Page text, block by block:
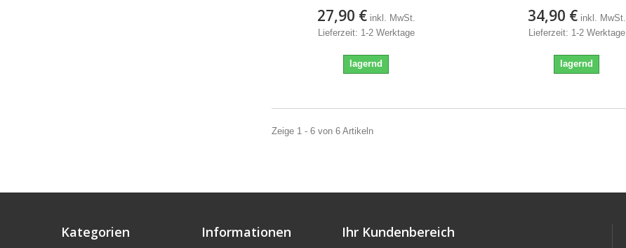
27,90 € inkl. MwSt.
Lieferzeit: 1-2 Werktage
lagernd
34,90 € inkl. MwSt.
Lieferzeit: 1-2 Werktage
lagernd
Zeige 1 - 6 von 6 Artikeln
Kategorien Informationen Ihr Kundenbereich